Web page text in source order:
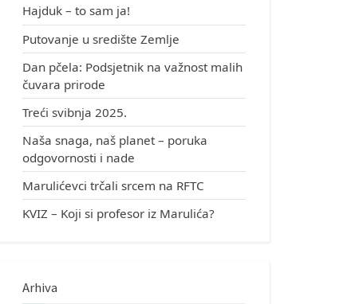
Hajduk – to sam ja!
Putovanje u središte Zemlje
Dan pčela: Podsjetnik na važnost malih
čuvara prirode
Treći svibnja 2025.
Naša snaga, naš planet – poruka
odgovornosti i nade
Marulićevci trčali srcem na RFTC
KVIZ – Koji si profesor iz Marulića?
Arhiva